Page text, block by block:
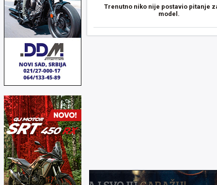
Trenutno niko nije postavio pitanje
model.